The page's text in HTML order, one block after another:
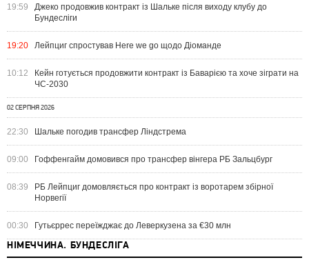
19:59
Джеко продовжив контракт із Шальке після виходу клубу до
Бундесліги
19:20 Лейпциг спростував Here we go щодо Діоманде
10:12
Кейн готується продовжити контракт із Баварією та хоче зіграти на
ЧС-2030
02 СЕРПНЯ 2026
22:30 Шальке погодив трансфер Ліндстрема
09:00 Гоффенгайм домовився про трансфер вінгера РБ Зальцбург
08:39
РБ Лейпциг домовляється про контракт із воротарем збірної
Норвегії
00:30 Гутьєррес переїжджає до Леверкузена за €30 млн
НІМЕЧЧИНА. БУНДЕСЛІГА